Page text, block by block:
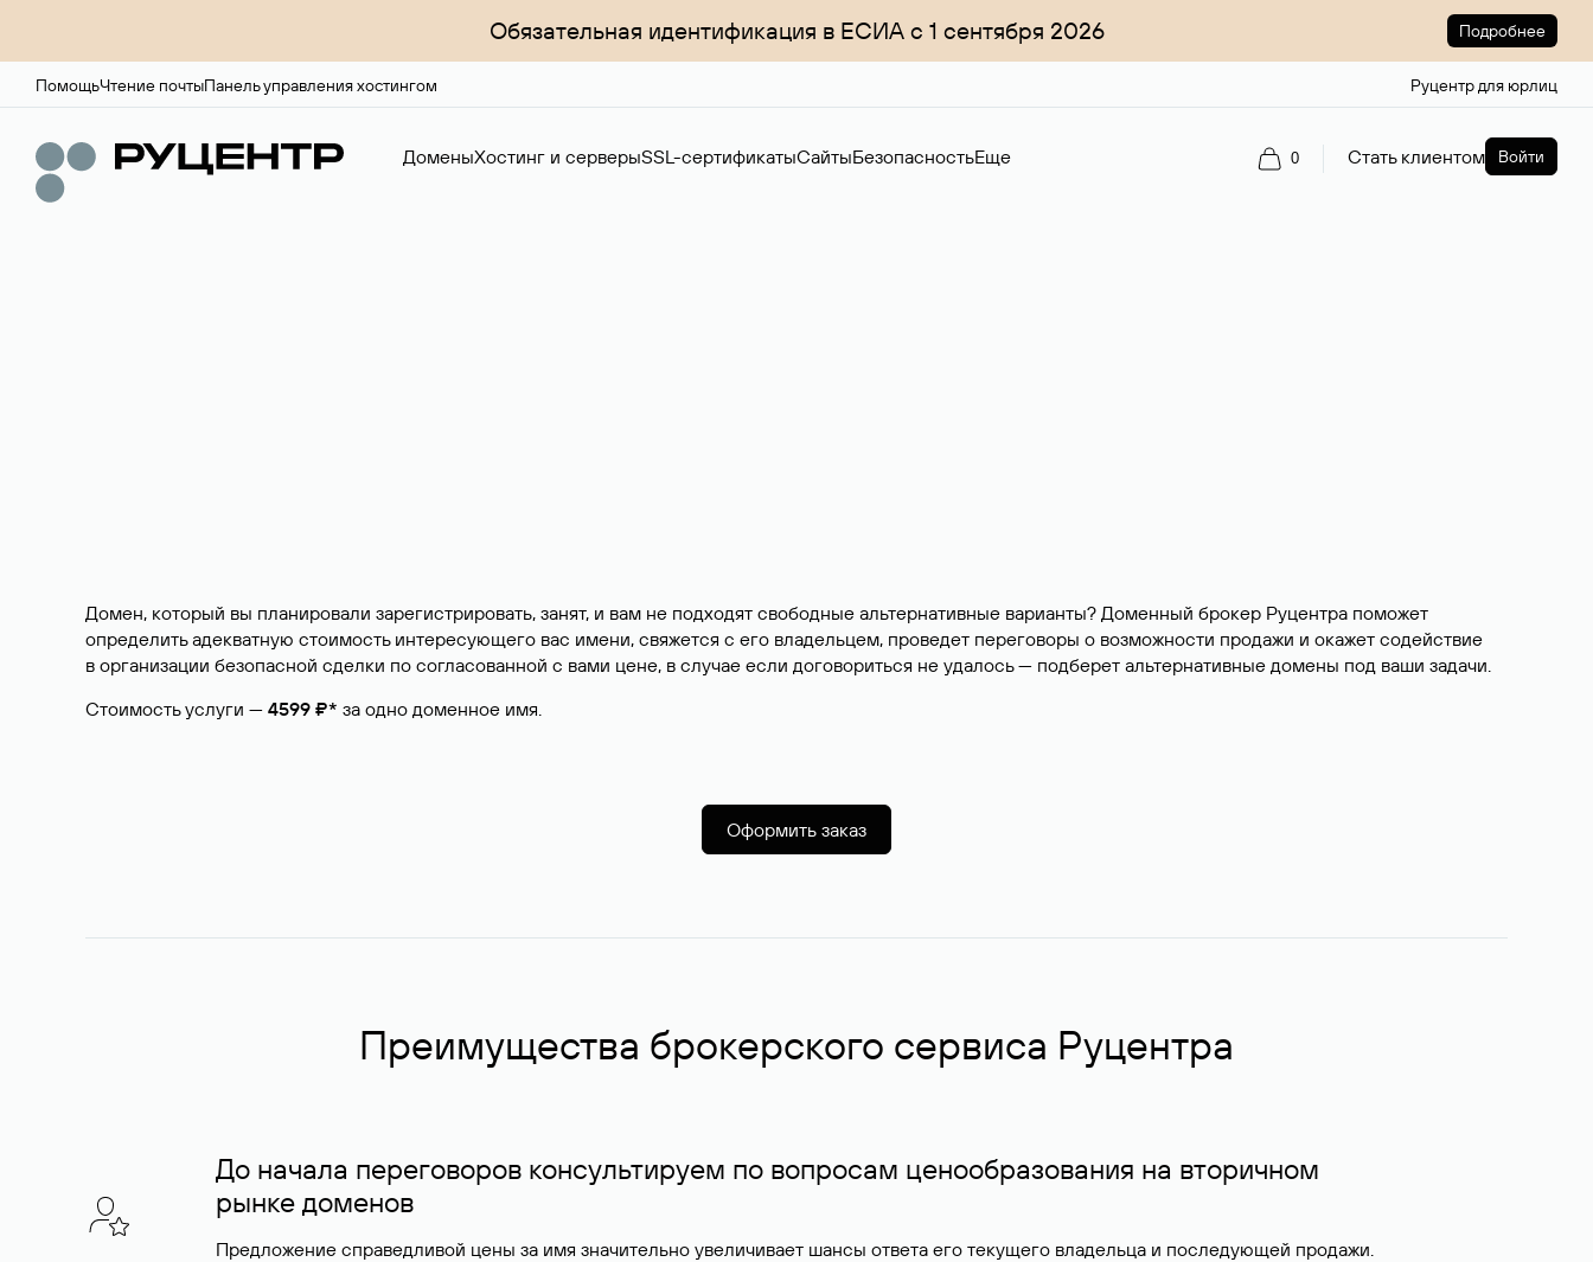
Обязательная идентификация в ЕСИА с 1 сентября 2026 Подробнее
ПомощьЧтение почтыПанель управления хостингом Руцентр для юрлиц
ДоменыХостинг и серверыSSL-сертификатыСайтыБезопасностьЕще 0 Стать клиентом Войти
Домен, который вы планировали зарегистрировать, занят, и вам не подходят свободные альтернативные варианты? Доменный брокер Руцентра поможет
определить адекватную стоимость интересующего вас имени, свяжется с его владельцем, проведет переговоры о возможности продажи и окажет содействие
в организации безопасной сделки по согласованной с вами цене, в случае если договориться не удалось — подберет альтернативные домены под ваши задачи.
Стоимость услуги — 4599 ₽* за одно доменное имя.
Оформить заказ
Преимущества брокерского сервиса Руцентра
До начала переговоров консультируем по вопросам ценообразования на вторичном
рынке доменов
Предложение справедливой цены за имя значительно увеличивает шансы ответа его текущего владельца и последующей продажи.